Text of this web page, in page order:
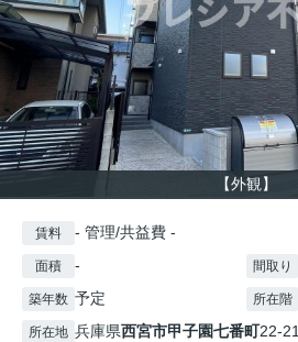
【外観】
賃料 - 管理/共益費 -
面積 - 間取り
築年数 予定 所在階
所在地 兵庫県西宮市甲子園七番町22-21